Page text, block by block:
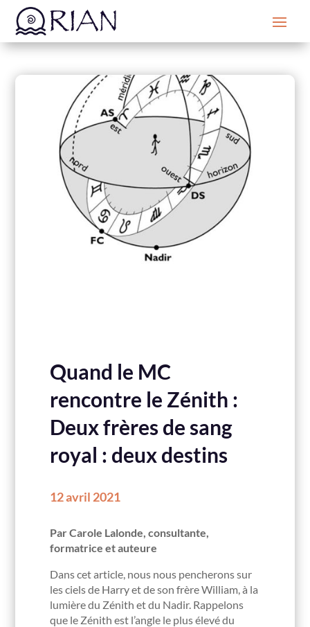
Quand le MC
rencontre le Zénith :
Deux frères de sang
royal : deux destins
12 avril 2021
Par Carole Lalonde, consultante,
formatrice et auteure
Dans cet article, nous nous pencherons sur
les ciels de Harry et de son frère William, à la
lumière du Zénith et du Nadir. Rappelons
que le Zénith est l’angle le plus élevé du